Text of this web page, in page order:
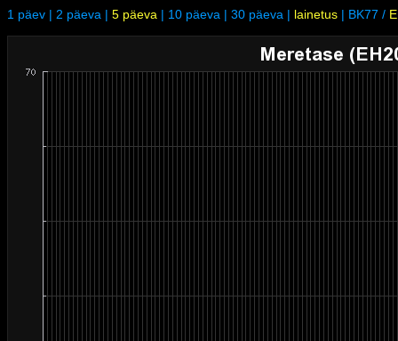
1 päev | 2 päeva | 5 päeva | 10 päeva | 30 päeva | lainetus | BK77 /